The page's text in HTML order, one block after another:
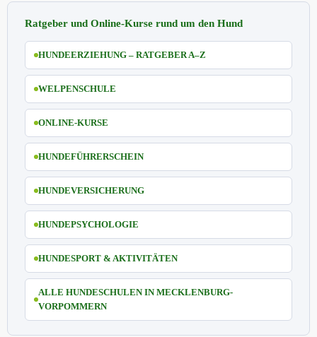
Ratgeber und Online-Kurse rund um den Hund
HUNDEERZIEHUNG – RATGEBER A–Z
WELPENSCHULE
ONLINE-KURSE
HUNDEFÜHRERSCHEIN
HUNDEVERSICHERUNG
HUNDEPSYCHOLOGIE
HUNDESPORT & AKTIVITÄTEN
ALLE HUNDESCHULEN IN MECKLENBURG-
VORPOMMERN